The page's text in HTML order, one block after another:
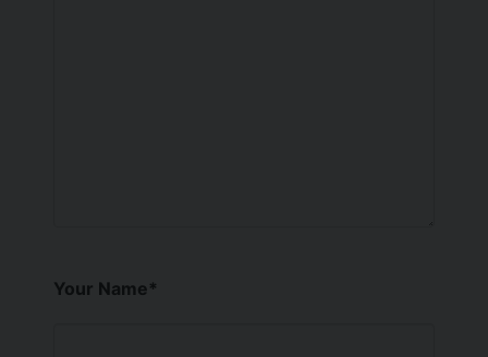
Your Name*